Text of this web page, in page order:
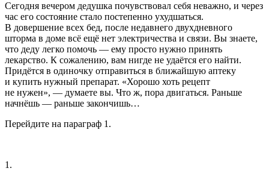
Сегодня вечером дедушка почувствовал себя неважно, и через
час его состояние стало постепенно ухудшаться.
В довершение всех бед, после недавнего двухдневного
шторма в доме всё ещё нет электричества и связи. Вы знаете,
что деду легко помочь — ему просто нужно принять
лекарство. К сожалению, вам нигде не удаётся его найти.
Придётся в одиночку отправиться в ближайшую аптеку
и купить нужный препарат. «Хорошо хоть рецепт
не нужен», — думаете вы. Что ж, пора двигаться. Раньше
начнёшь — раньше закончишь…
Перейдите на параграф 1.
1.